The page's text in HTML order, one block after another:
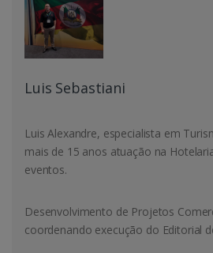
Luis Sebastiani
Luis Alexandre, especialista em
mais de 15 anos atuação na
eventos.
Desenvolvimento de Projetos
coordenando execução do Editorial